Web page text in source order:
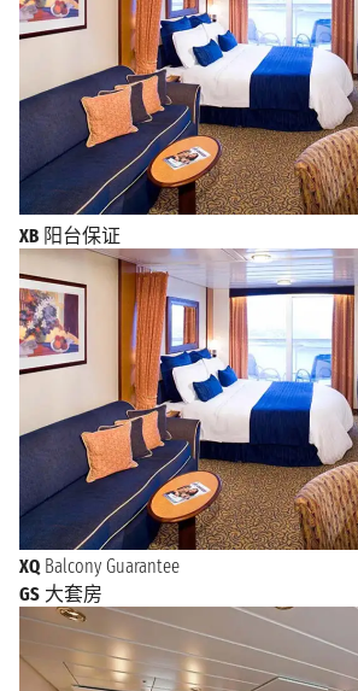
XB 阳台保证
XQ Balcony Guarantee
GS 大套房